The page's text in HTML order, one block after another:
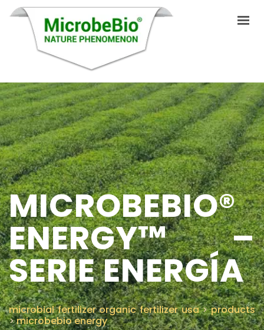
INICIO
IDIOMAS
PRODUCTOS
VIDEO
RECURSOS
APLICACIONES
BLOG
Q&A
CONTÁCTENOS
MICROBEBIO®
ENERGY™ –
SERIE ENERGÍA
microbial fertilizer organic fertilizer usa>products
>microbebio energy